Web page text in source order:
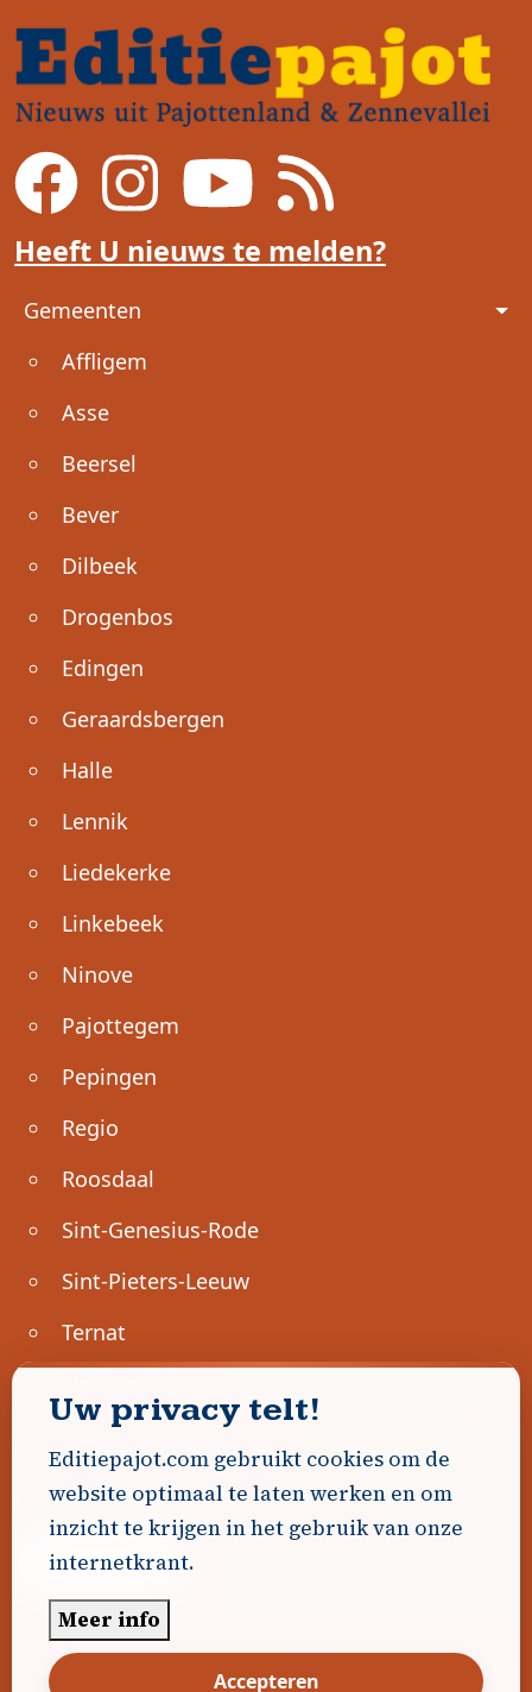
Heeft U nieuws te melden?
Voet
Gemeenten
Affligem
Asse
Beersel
Bever
Dilbeek
Drogenbos
Edingen
Geraardsbergen
Halle
Lennik
Liedekerke
Linkebeek
Ninove
Pajottegem
Pepingen
Regio
Roosdaal
Sint-Genesius-Rode
Sint-Pieters-Leeuw
Ternat
Geen advertenties gevonden.
Uw advertentie hier? Contacteer ons!
Word Partner!
© 2026 Editiepajot.com
Algemene voorwaarden
Uw privacy telt!
Editiepajot.com gebruikt cookies om de
website optimaal te laten werken en om
inzicht te krijgen in het gebruik van onze
internetkrant.
Meer info
Accepteren